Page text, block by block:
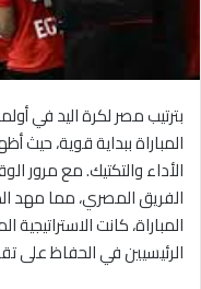
بترتيب مصر لكرة اليد في
المباراة ببداية قوية،
الأداء والتكتيك. مع مرور
الفريق المصري، مما مهد
المباراة، كانت
الرئيسيين في الحفاظ على